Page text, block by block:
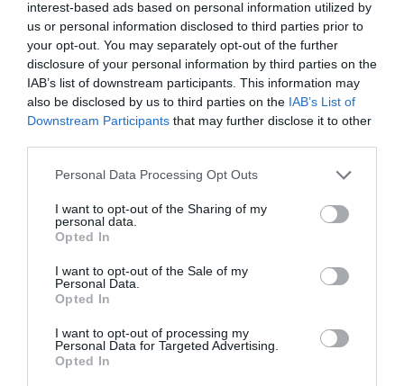
interest-based ads based on personal information utilized by
us or personal information disclosed to third parties prior to
your opt-out. You may separately opt-out of the further
disclosure of your personal information by third parties on the
IAB’s list of downstream participants. This information may
also be disclosed by us to third parties on the IAB’s List of
Downstream Participants that may further disclose it to other
Personal Data Processing Opt Outs
I want to opt-out of the Sharing of my
personal data.
Opted In
I want to opt-out of the Sale of my
Personal Data.
Opted In
I want to opt-out of processing my
Personal Data for Targeted Advertising.
Opted In
See
more
Articolul anterior
Regizorul Cristian Mungiu, din nou în
Următorul articol
AȚI PUTEA DORI DE
ASEMENEA